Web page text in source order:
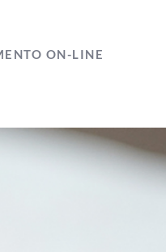
ON-LINE